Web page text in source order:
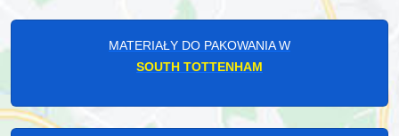
MATERIAŁY DO PAKOWANIA W
SOUTH TOTTENHAM